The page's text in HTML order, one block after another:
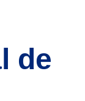
de